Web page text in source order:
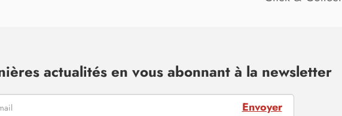
actualités en vous abonnant à la newsletter
Envoyer